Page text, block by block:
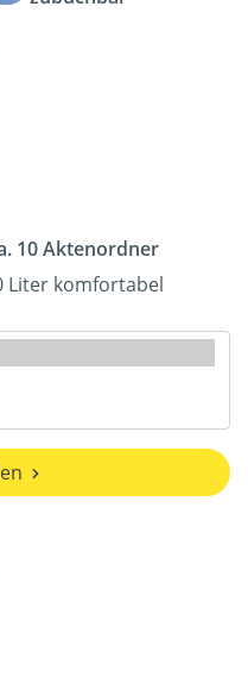
10 Aktenordner
Liter komfortabel